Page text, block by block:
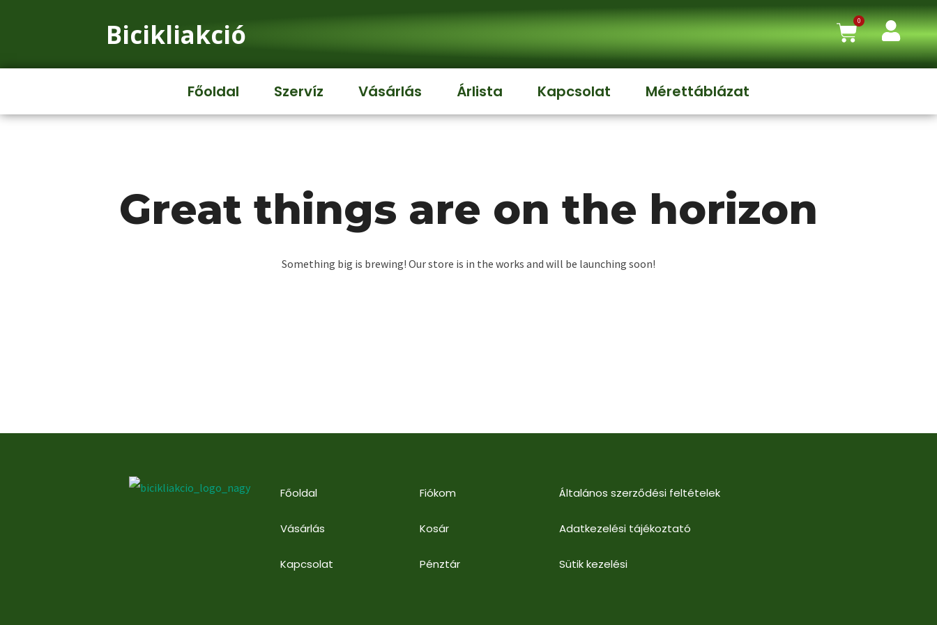
Bicikliakció 0
Főoldal Szervíz Vásárlás Árlista Kapcsolat Mérettáblázat
Great things are on the horizon
Something big is brewing! Our store is in the works and will be launching soon!
Főoldal
Vásárlás
Kapcsolat
Fiókom
Kosár
Pénztár
Általános szerződési feltételek
Adatkezelési tájékoztató
Sütik kezelési